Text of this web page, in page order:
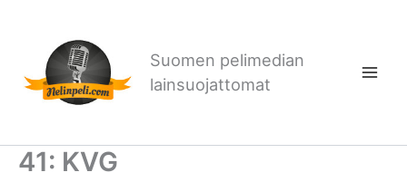
Suomen pelimedian
lainsuojattomat
41: KVG